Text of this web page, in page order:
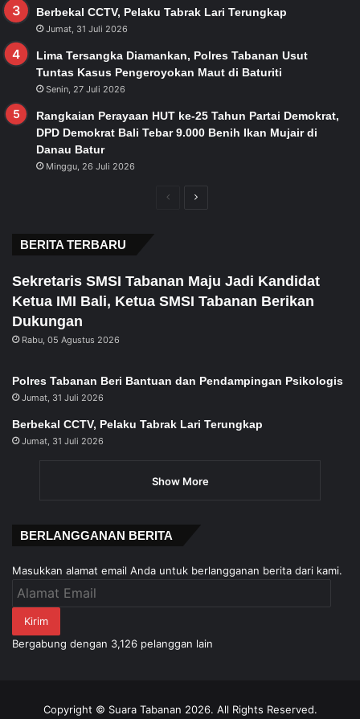
Berbekal CCTV, Pelaku Tabrak Lari Terungkap
Jumat, 31 Juli 2026
Lima Tersangka Diamankan, Polres Tabanan Usut
Tuntas Kasus Pengeroyokan Maut di Baturiti
Senin, 27 Juli 2026
Rangkaian Perayaan HUT ke-25 Tahun Partai Demokrat,
DPD Demokrat Bali Tebar 9.000 Benih Ikan Mujair di
Danau Batur
Minggu, 26 Juli 2026
PreviousNext
BERITA TERBARU
Sekretaris SMSI Tabanan Maju Jadi Kandidat
Ketua IMI Bali, Ketua SMSI Tabanan Berikan
Dukungan
Rabu, 05 Agustus 2026
Polres Tabanan Beri Bantuan dan Pendampingan Psikologis
Jumat, 31 Juli 2026
Berbekal CCTV, Pelaku Tabrak Lari Terungkap
Jumat, 31 Juli 2026
Show More
BERLANGGANAN BERITA
Masukkan alamat email Anda untuk berlangganan berita dari kami.
Alamat
Kirim
Bergabung dengan 3,126 pelanggan lain
Copyright © Suara Tabanan 2026. All Rights Reserved.